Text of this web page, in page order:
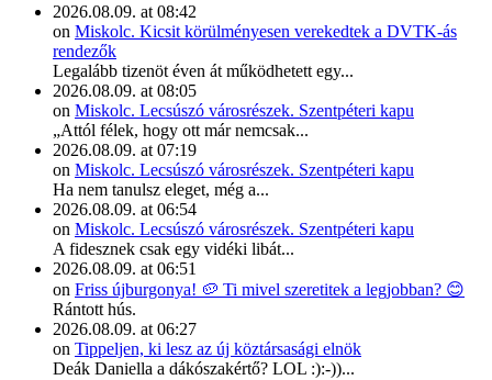
2026.08.09. at 08:42
on Miskolc. Kicsit körülményesen verekedtek a DVTK-ás
rendezők
Legalább tizenöt éven át működhetett egy...
2026.08.09. at 08:05
on Miskolc. Lecsúszó városrészek. Szentpéteri kapu
„Attól félek, hogy ott már nemcsak...
2026.08.09. at 07:19
on Miskolc. Lecsúszó városrészek. Szentpéteri kapu
Ha nem tanulsz eleget, még a...
2026.08.09. at 06:54
on Miskolc. Lecsúszó városrészek. Szentpéteri kapu
A fidesznek csak egy vidéki libát...
2026.08.09. at 06:51
on Friss újburgonya! 🥔 Ti mivel szeretitek a legjobban? 😊
Rántott hús.
2026.08.09. at 06:27
on Tippeljen, ki lesz az új köztársasági elnök
Deák Daniella a dákószakértő? LOL :):-))...